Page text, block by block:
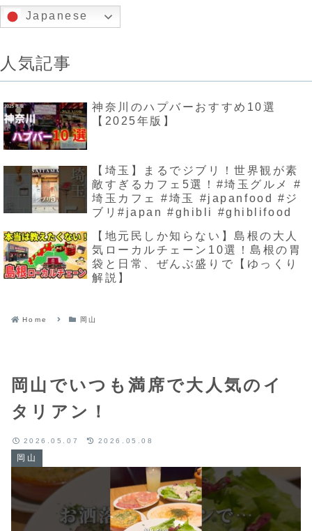
Japanese
人気記事
神奈川のハプバーおすすめ10選
【2025年版】
【埼玉】まるでジブリ！世界観が素
敵すぎるカフェ5選！#埼玉グルメ #
埼玉カフェ #埼玉 #japanfood #ジ
ブリ#japan #ghibli #ghiblifood
【地元民しか知らない】島根の大人
気ローカルチェーン10選！島根の胃
袋と日常、ぜんぶ盛りで【ゆっくり
解説】
Home 岡山
岡山でいつも満席で大人気のイ
タリアン！
岡山
2026.05.07 2026.05.08